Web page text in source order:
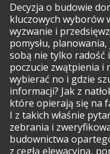
Decyzja o budowie
kluczowych wyborów
wyzwanie i
pomysłu,
sobą nie tylko radość
poczucie zwątpienia i
wybierać no i gdzie
informacji? Jak z
które opierają się na
I z takich właśnie
zebrania i
budownictwa
z cegłą elewacyjną,